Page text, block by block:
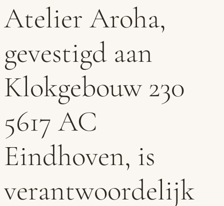
Atelier Aroha,
gevestigd aan
Klokgebouw 230
5617 AC
Eindhoven, is
verantwoordelijk